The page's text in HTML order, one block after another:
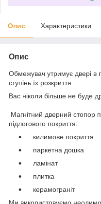
Опис Характеристики
Опис
Обмежувач утримує двері в
ступінь їх розкриття.
Вас ніколи більше не буде
Магнітний дверний стопор
підлогового покриття:
килимове покриття
паркетна дошка
ламінат
плитка
керамограніт
Ми використовуємо